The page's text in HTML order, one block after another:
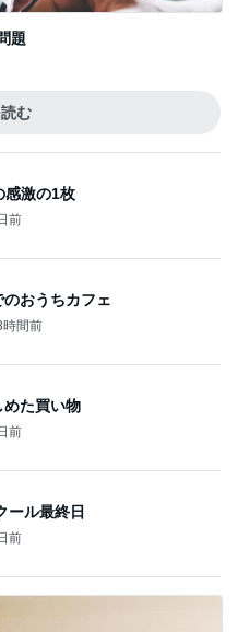
題
む
感激の1枚
前
おうちカフェ
時間前
めた買い物
前
ール最終日
前